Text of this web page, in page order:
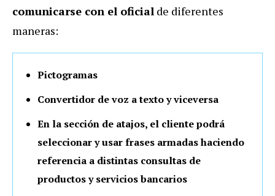
comunicarse con el oficial de diferentes
maneras:
Pictogramas
Convertidor de voz a texto y viceversa
En la sección de atajos, el cliente podrá
seleccionar y usar frases armadas haciendo
referencia a distintas consultas de
productos y servicios bancarios